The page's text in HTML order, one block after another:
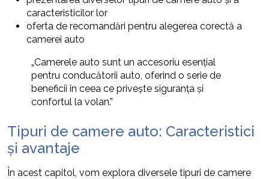
caracteristicilor lor
oferta de recomandări pentru alegerea corectă a
camerei auto
„Camerele auto sunt un accesoriu esențial
pentru conducătorii auto, oferind o serie de
beneficii în ceea ce privește siguranța și
confortul la volan.”
Tipuri de camere auto: Caracteristici
și avantaje
În acest capitol, vom explora diversele tipuri de camere